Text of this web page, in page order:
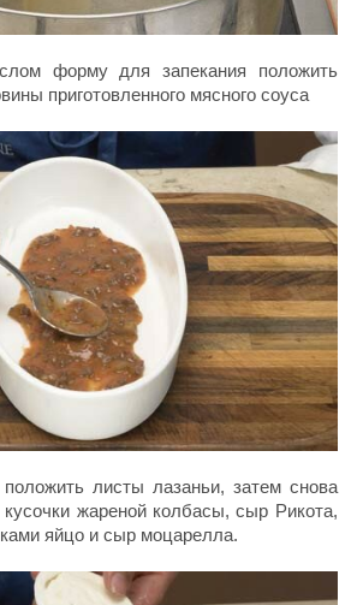
форму для запекания положить
приготовленного мясного соуса
листы лазаньи, затем снова
жареной колбасы, сыр Рикота,
яйцо и сыр моцарелла.